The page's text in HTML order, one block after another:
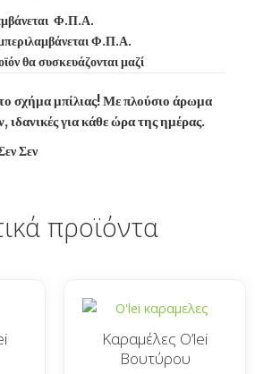
Φ.Π.Α.
Φ.Π.Α.
θα συσκευάζονται μαζί
σχήμα μπίλιας! Με πλούσιο άρωμα
ιδανικές για κάθε ώρα της ημέρας.
Σεν
προϊόντα
Καραμέλες O’lei
Βουτύρου